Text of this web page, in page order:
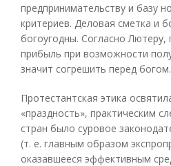
предпринимательству и базу
критериев. Деловая сметка и
богоугодны. Согласно
прибыль при возможности
значит согрешить перед богом.
Протестантская этика
«праздность», практическим
стран было суровое
(т. е. главным образом
оказавшееся эффективным